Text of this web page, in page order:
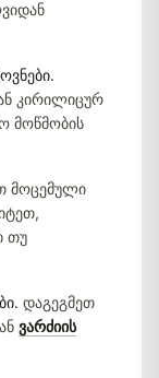
კირილიცურ
მოწმობის
მოცემული
თუ
დაგეგმეთ
ვარძიის